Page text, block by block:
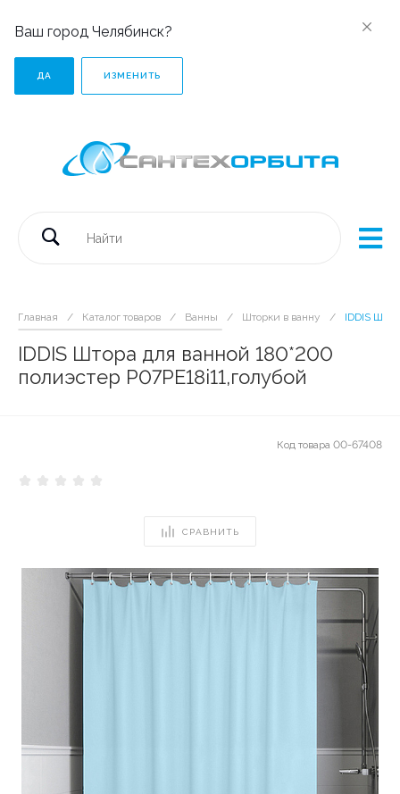
Ваш город Челябинск?
ДА ИЗМЕНИТЬ
Главная / Каталог товаров / Ванны / Шторки в ванну / IDDIS
IDDIS Штора для ванной 180*200
полиэстер P07PЕ18i11,голубой
Код товара 00-67408
СРАВНИТЬ